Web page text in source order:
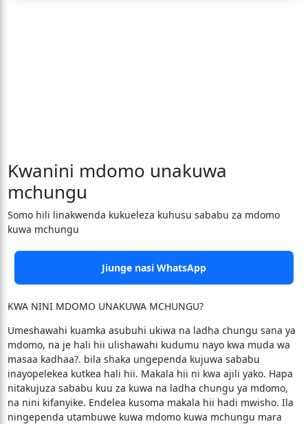
Kwanini mdomo unakuwa
mchungu
Somo hili linakwenda kukueleza kuhusu sababu za mdomo
kuwa mchungu
Jiunge nasi WhatsApp
KWA NINI MDOMO UNAKUWA MCHUNGU?
Umeshawahi kuamka asubuhi ukiwa na ladha chungu sana ya
mdomo, na je hali hii ulishawahi kudumu nayo kwa muda wa
masaa kadhaa?. bila shaka ungependa kujuwa sababu
inayopelekea kutkea hali hii. Makala hii ni kwa ajili yako. Hapa
nitakujuza sababu kuu za kuwa na ladha chungu ya mdomo,
na nini kifanyike. Endelea kusoma makala hii hadi mwisho. Ila
ningependa utambuwe kuwa mdomo kuwa mchungu mara